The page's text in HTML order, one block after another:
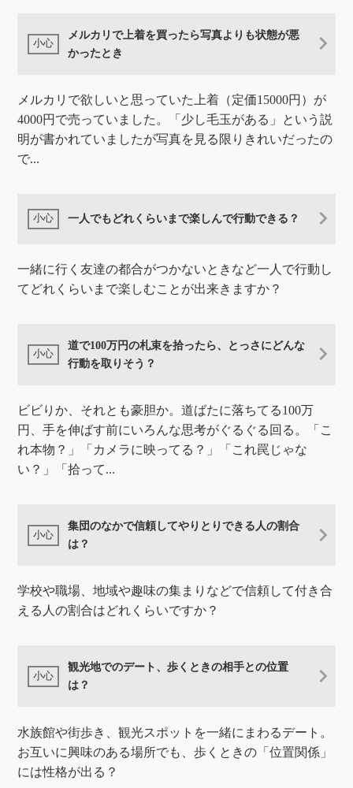
メルカリで上着を買ったら写真よりも状態が悪
かったとき
メルカリで欲しいと思っていた上着（定価15000円）が
4000円で売っていました。「少し毛玉がある」という説
明が書かれていましたが写真を見る限りきれいだったの
で...
一人でもどれくらいまで楽しんで行動できる？
一緒に行く友達の都合がつかないときなど一人で行動し
てどれくらいまで楽しむことが出来きますか？
道で100万円の札束を拾ったら、とっさにどんな
行動を取りそう？
ビビりか、それとも豪胆か。道ばたに落ちてる100万
円、手を伸ばす前にいろんな思考がぐるぐる回る。「こ
れ本物？」「カメラに映ってる？」「これ罠じゃな
い？」「拾って...
集団のなかで信頼してやりとりできる人の割合
は？
学校や職場、地域や趣味の集まりなどで信頼して付き合
える人の割合はどれくらいですか？
観光地でのデート、歩くときの相手との位置
は？
水族館や街歩き、観光スポットを一緒にまわるデート。
お互いに興味のある場所でも、歩くときの「位置関係」
には性格が出る？